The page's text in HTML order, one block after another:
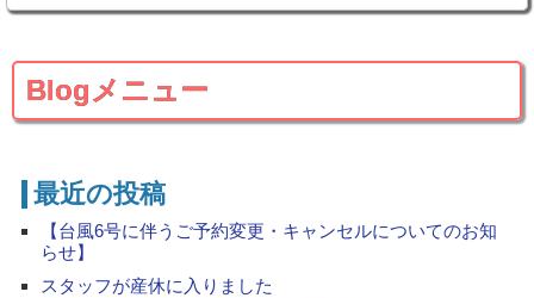
Blogメニュー
最近の投稿
【台風6号に伴うご予約変更・キャンセルについてのお知
らせ】
スタッフが産休に入りました